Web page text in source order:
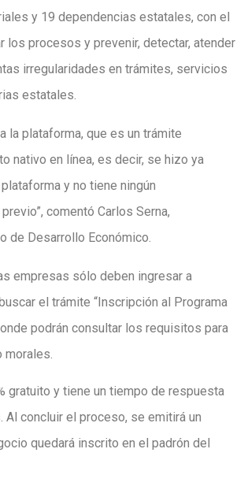
y 19 dependencias estatales, con el
los procesos y prevenir, detectar, atender
irregularidades en trámites, servicios
estatales.
la plataforma, que es un trámite
nativo en línea, es decir, se hizo ya
y no tiene ningún
comentó Carlos Serna,
de Desarrollo Económico.
empresas sólo deben ingresar a
el trámite “Inscripción al Programa
podrán consultar los requisitos para
gratuito y tiene un tiempo de respuesta
Al concluir el proceso, se emitirá un
quedará inscrito en el padrón del